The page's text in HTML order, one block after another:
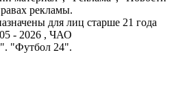
рекламы.
для лиц старше 21 года
- 2026 , ЧАО
"Футбол 24".